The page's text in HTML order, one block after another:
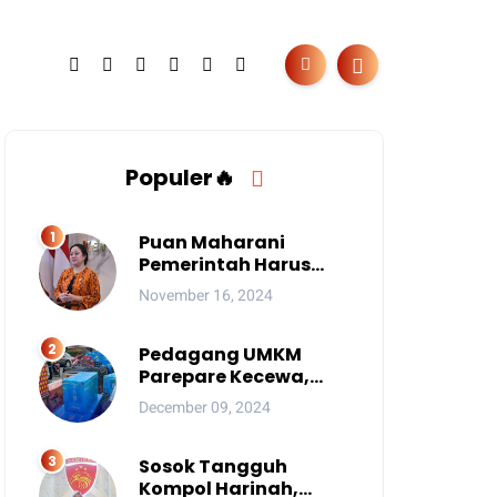
Populer🔥
Puan Maharani
Pemerintah Harus
Berantas Judi Online
Anak
November 16, 2024
Pedagang UMKM
Parepare Kecewa,
Tersingkir karena
Acara Besar
December 09, 2024
Sosok Tangguh
Kompol Harinah,